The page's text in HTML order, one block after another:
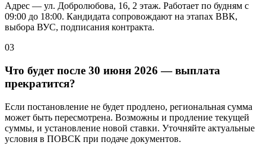
Адрес — ул. Добролюбова, 16, 2 этаж. Работает по будням с
09:00 до 18:00. Кандидата сопровождают на этапах ВВК,
выбора ВУС, подписания контракта.
03
Что будет после 30 июня 2026 — выплата
прекратится?
Если постановление не будет продлено, региональная сумма
может быть пересмотрена. Возможны и продление текущей
суммы, и установление новой ставки. Уточняйте актуальные
условия в ПОВСК при подаче документов.